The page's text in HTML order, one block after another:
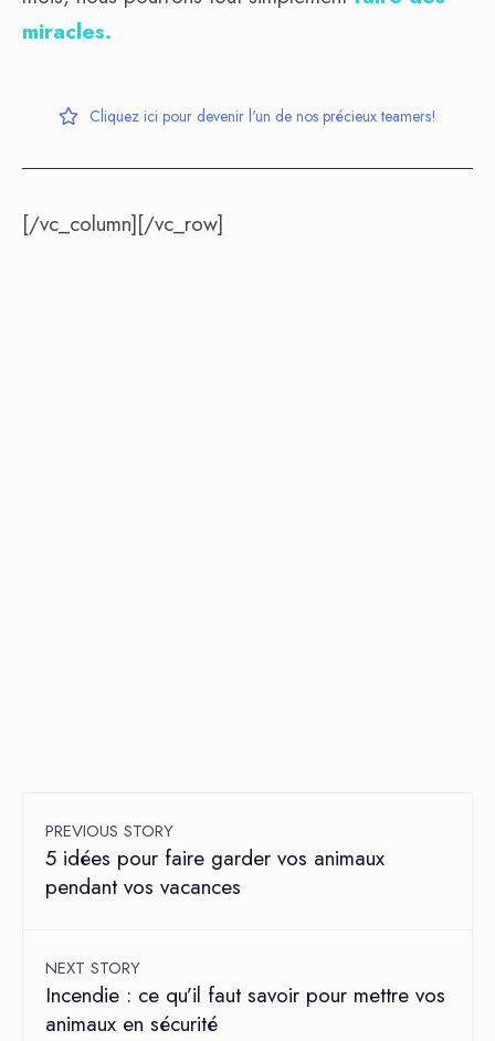
miracles.
Cliquez ici pour devenir l'un de nos précieux teamers!
[/vc_column][/vc_row]
PREVIOUS STORY
5 idées pour faire garder vos animaux
pendant vos vacances
NEXT STORY
Incendie : ce qu’il faut savoir pour mettre vos
animaux en sécurité